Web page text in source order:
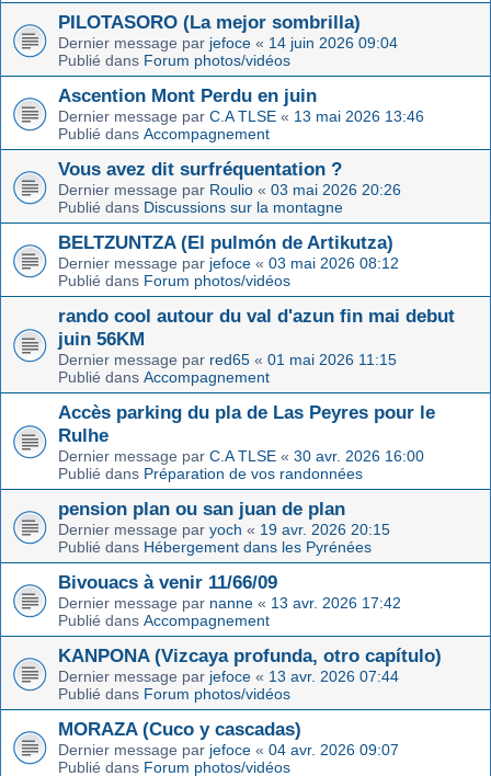
PILOTASORO (La mejor sombrilla)
Dernier message par jefoce « 14 juin 2026 09:04
Publié dans Forum photos/vidéos
Ascention Mont Perdu en juin
Dernier message par C.A TLSE « 13 mai 2026 13:46
Publié dans Accompagnement
Vous avez dit surfréquentation ?
Dernier message par Roulio « 03 mai 2026 20:26
Publié dans Discussions sur la montagne
BELTZUNTZA (El pulmón de Artikutza)
Dernier message par jefoce « 03 mai 2026 08:12
Publié dans Forum photos/vidéos
rando cool autour du val d'azun fin mai debut
juin 56KM
Dernier message par red65 « 01 mai 2026 11:15
Publié dans Accompagnement
Accès parking du pla de Las Peyres pour le
Rulhe
Dernier message par C.A TLSE « 30 avr. 2026 16:00
Publié dans Préparation de vos randonnées
pension plan ou san juan de plan
Dernier message par yoch « 19 avr. 2026 20:15
Publié dans Hébergement dans les Pyrénées
Bivouacs à venir 11/66/09
Dernier message par nanne « 13 avr. 2026 17:42
Publié dans Accompagnement
KANPONA (Vizcaya profunda, otro capítulo)
Dernier message par jefoce « 13 avr. 2026 07:44
Publié dans Forum photos/vidéos
MORAZA (Cuco y cascadas)
Dernier message par jefoce « 04 avr. 2026 09:07
Publié dans Forum photos/vidéos